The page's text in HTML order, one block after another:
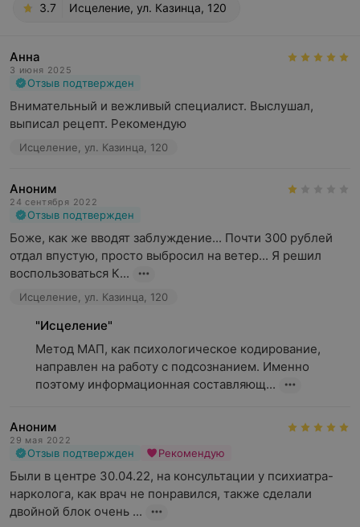
3.7 Исцеление, ул. Казинца, 120
Анна
3 июня 2025
Отзыв подтвержден
Внимательный и вежливый специалист. Выслушал,
выписал рецепт. Рекомендую
Исцеление, ул. Казинца, 120
Аноним
24 сентября 2022
Отзыв подтвержден
Боже, как же вводят заблуждение... Почти 300 рублей
отдал впустую, просто выбросил на ветер... Я решил
воспользоваться К...
Исцеление, ул. Казинца, 120
"Исцеление"
Метод МАП, как психологическое кодирование,
направлен на работу с подсознанием. Именно
поэтому информационная составляющ...
Аноним
29 мая 2022
Отзыв подтвержден Рекомендую
Были в центре 30.04.22, на консультации у психиатра-
нарколога, как врач не понравился, также сделали
двойной блок очень ...